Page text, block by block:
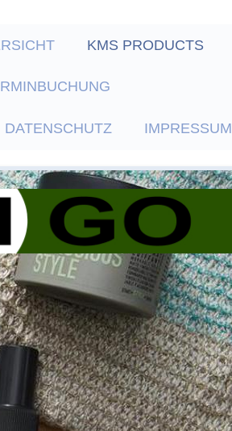
KMS PRODUCTS
DATENSCHUTZ IMPRESSUM